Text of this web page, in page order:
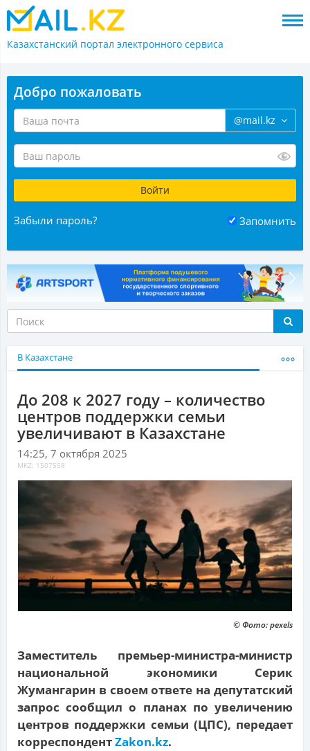
Казахстанский портал электронного сервиса
Добро пожаловать
@mail.kz
Забыли пароль? Запомнить
В Казахстане
До 208 к 2027 году – количество
центров поддержки семьи
увеличивают в Казахстане
14:25, 7 октября 2025
MKZ: 1507558
© Фото: pexels
Заместитель премьер-министра-министр
национальной экономики Серик
Жумангарин в своем ответе на депутатский
запрос сообщил о планах по увеличению
центров поддержки семьи (ЦПС), передает
корреспондентZakon.kz.